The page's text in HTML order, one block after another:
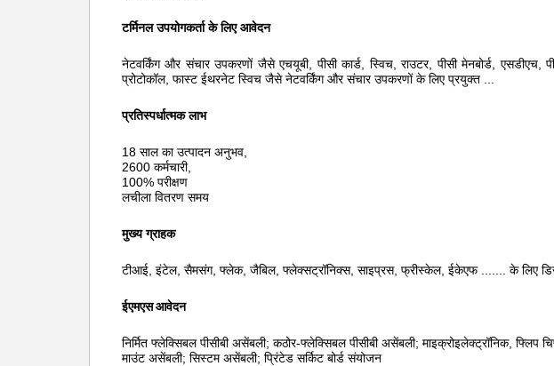
टर्मिनल उपयोगकर्ता के लिए आवेदन
नेटवर्किंग और संचार उपकरणों जैसे एचयूबी, पीसी कार्ड, स्विच, राउटर, पीसी मेनबोर्ड, एसडीएच,
प्रोटोकॉल, फास्ट ईथरनेट स्विच जैसे नेटवर्किंग और संचार उपकरणों के लिए प्रयुक्त
प्रतिस्पर्धात्मक लाभ
18 साल का उत्पादन अनुभव,
2600 कर्मचारी,
100% परीक्षण
लचीला वितरण समय
मुख्य ग्राहक
टीआई, इंटेल, सैमसंग, फ्लेक, जैबिल, फ्लेक्सट्रॉनिक्स, साइप्रस, फ्रीस्केल, ईकेएफ ....... के लिए
ईएमएस आवेदन
निर्मित फ्लेक्सिबल पीसीबी असेंबली; कठोर-फ्लेक्सिबल पीसीबी असेंबली; माइक्रोइलेक्ट्रॉनिक,
माउंट असेंबली; सिस्टम असेंबली; प्रिंटेड सर्किट बोर्ड संयोजन